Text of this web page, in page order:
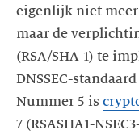
eigenlijk niet
maar de
(RSA/SHA-1) te
DNSSEC-
Nummer 5 is
7 (RSASHA1-